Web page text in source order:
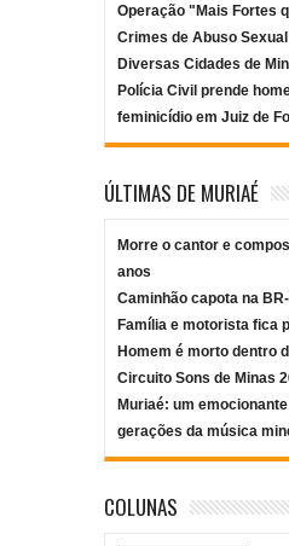
Operação "Mais Fortes
Crimes de Abuso
Diversas Cidades de
Polícia Civil prende
feminicídio em Juiz de
ÚLTIMAS DE MURIAÉ
Morre o cantor e
anos
Caminhão capota na
Família e motorista fica
Homem é morto dentro
Circuito Sons de Minas
Muriaé: um
gerações da música
COLUNAS